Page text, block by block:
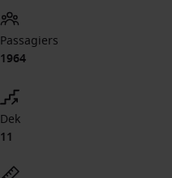
Passagiers
1964
Dek
11